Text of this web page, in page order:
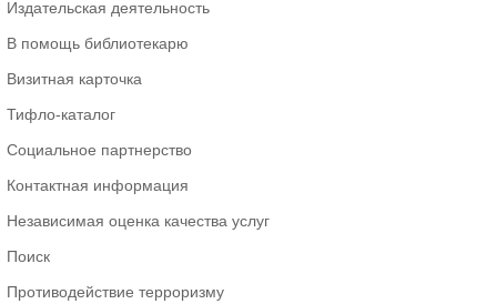
Издательская деятельность
В помощь библиотекарю
Визитная карточка
Тифло-каталог
Социальное партнерство
Контактная информация
Независимая оценка качества услуг
Поиск
Противодействие терроризму